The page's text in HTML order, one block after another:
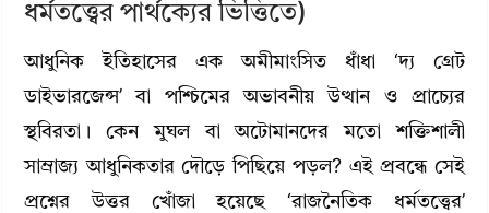
ধর্মতত্ত্বের পার্থক্যের ভিত্তিতে)
আধুনিক ইতিহাসের এক অমীমাংসিত ধাঁধা ‘দ্য গ্রেট
ডাইভারজেন্স’ বা পশ্চিমের অভাবনীয় উত্থান ও প্রাচ্যের
স্থবিরতা। কেন মুঘল বা অটোমানদের মতো শক্তিশালী
সাম্রাজ্য আধুনিকতার দৌড়ে পিছিয়ে পড়ল? এই প্রবন্ধে সেই
প্রশ্নের উত্তর খোঁজা হয়েছে ‘রাজনৈতিক ধর্মতত্ত্বের’